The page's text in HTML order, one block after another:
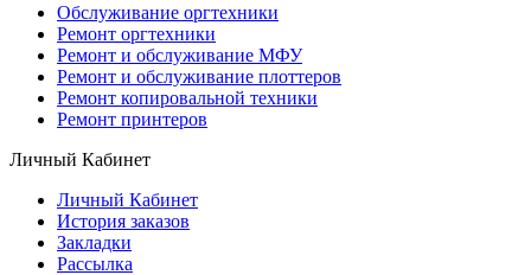
Обслуживание оргтехники
Ремонт оргтехники
Ремонт и обслуживание МФУ
Ремонт и обслуживание плоттеров
Ремонт копировальной техники
Ремонт принтеров
Личный Кабинет
Личный Кабинет
История заказов
Закладки
Рассылка